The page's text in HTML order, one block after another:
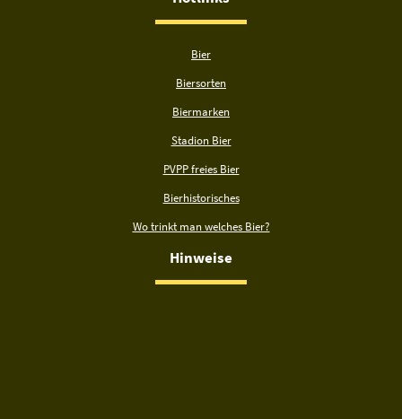
Bier
Biersorten
Biermarken
Stadion Bier
PVPP freies Bier
Bierhistorisches
Wo trinkt man welches Bier?
Hinweise